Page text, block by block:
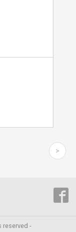
>
reserved -